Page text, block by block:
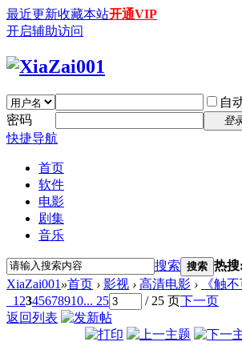
最近更新收藏本站开通VIP
开启辅助访问
自
密码
登
快捷导航
首页
软件
电影
剧集
音乐
搜索 搜索 热搜:
XiaZai001 »首页 › 影视 › 高清电影 ›
《触
1 2345678910... 25 / 25 页下一页
返回列表